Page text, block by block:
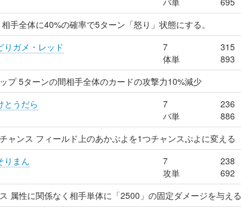
手全体に40%の確率で5ターン「怒り」状態にする。
りガメ・レッド
7
体単
315
893
プ 5ターンの間相手全体のカードの攻撃力10%減少
とうだら
7
バ単
236
886
ャンス フィールド上のあかぷよを1つチャンスぷよに変える
りまん
7
攻単
238
692
属性に関係なく相手単体に「2500」の固定ダメージを与える